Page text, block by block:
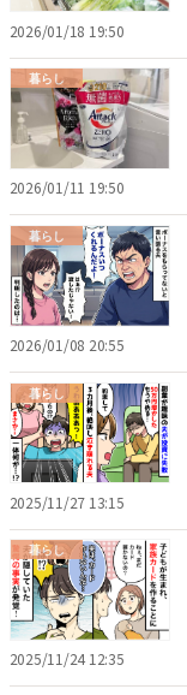
2026/01/18 19:50
暮らし
2026/01/11 19:50
暮らし
2026/01/08 20:55
暮らし
2025/11/27 13:15
暮らし
2025/11/24 12:35